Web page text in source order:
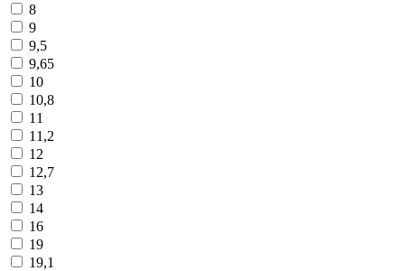
8
9
9,5
9,65
10
10,8
11
11,2
12
12,7
13
14
16
19
19,1